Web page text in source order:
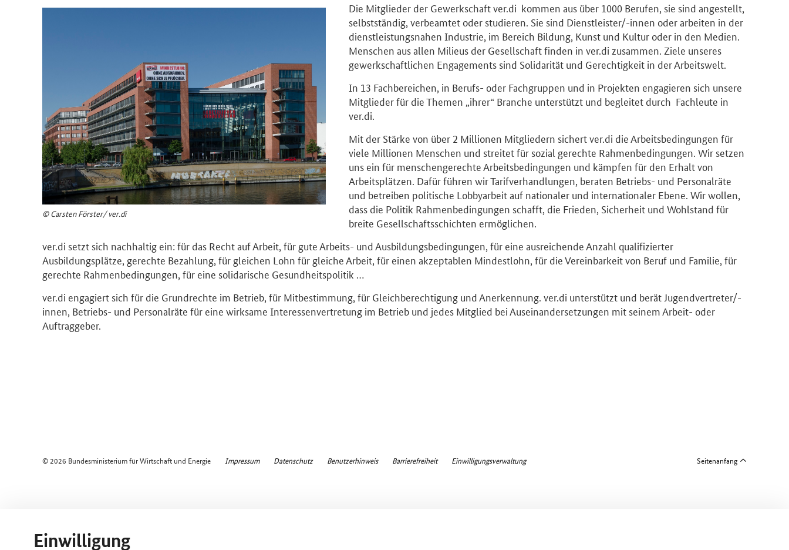
© Carsten Förster/ ver.di
Die Mitglieder der Gewerkschaft ver.di kommen aus über 1000 Berufen, sie sind angestellt,
selbstständig, verbeamtet oder studieren. Sie sind Dienstleister/-innen oder arbeiten in der
dienstleistungsnahen Industrie, im Bereich Bildung, Kunst und Kultur oder in den Medien.
Menschen aus allen Milieus der Gesellschaft finden in ver.di zusammen. Ziele unseres
gewerkschaftlichen Engagements sind Solidarität und Gerechtigkeit in der Arbeitswelt.
In 13 Fachbereichen, in Berufs- oder Fachgruppen und in Projekten engagieren sich unsere
Mitglieder für die Themen „ihrer“ Branche unterstützt und begleitet durch Fachleute in
ver.di.
Mit der Stärke von über 2 Millionen Mitgliedern sichert ver.di die Arbeitsbedingungen für
viele Millionen Menschen und streitet für sozial gerechte Rahmenbedingungen. Wir setzen
uns ein für menschengerechte Arbeitsbedingungen und kämpfen für den Erhalt von
Arbeitsplätzen. Dafür führen wir Tarifverhandlungen, beraten Betriebs- und Personalräte
und betreiben politische Lobbyarbeit auf nationaler und internationaler Ebene. Wir wollen,
dass die Politik Rahmenbedingungen schafft, die Frieden, Sicherheit und Wohlstand für
breite Gesellschaftsschichten ermöglichen.
ver.di setzt sich nachhaltig ein: für das Recht auf Arbeit, für gute Arbeits- und Ausbildungsbedingungen, für eine ausreichende Anzahl qualifizierter
Ausbildungsplätze, gerechte Bezahlung, für gleichen Lohn für gleiche Arbeit, für einen akzeptablen Mindestlohn, für die Vereinbarkeit von Beruf und Familie, für
gerechte Rahmenbedingungen, für eine solidarische Gesundheitspolitik …
ver.di engagiert sich für die Grundrechte im Betrieb, für Mitbestimmung, für Gleichberechtigung und Anerkennung. ver.di unterstützt und berät Jugendvertreter/-
innen, Betriebs- und Personalräte für eine wirksame Interessenvertretung im Betrieb und jedes Mitglied bei Auseinandersetzungen mit seinem Arbeit- oder
Auftraggeber.
© 2026 Bundesministerium für Wirtschaft und Energie Impressum Datenschutz Benutzerhinweis Barrierefreiheit Einwilligungsverwaltung Seitenanfang
Einwilligung